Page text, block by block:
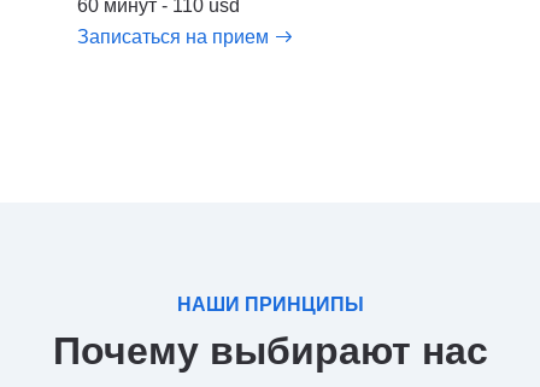
60 минут - 110 usd
Записаться на прием
НАШИ ПРИНЦИПЫ
Почему выбирают нас